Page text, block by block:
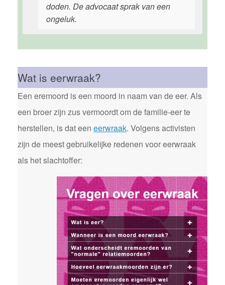
doden. De advocaat sprak van een
ongeluk.
Wat is eerwraak?
Een eremoord is een moord in naam van de eer. Als
een broer zijn zus vermoordt om de familie-eer te
herstellen, is dat een eerwraak. Volgens activisten
zijn de meest gebruikelijke redenen voor eerwraak
als het slachtoffer: